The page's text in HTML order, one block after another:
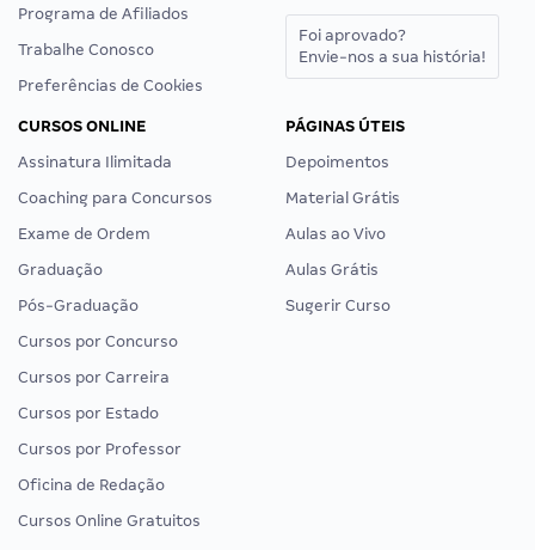
Programa de Afiliados
Trabalhe Conosco
Preferências de Cookies
Foi aprovado?
Envie-nos a sua história!
CURSOS ONLINE
Assinatura Ilimitada
Coaching para Concursos
Exame de Ordem
Graduação
Pós-Graduação
Cursos por Concurso
Cursos por Carreira
Cursos por Estado
Cursos por Professor
Oficina de Redação
Cursos Online Gratuitos
PÁGINAS ÚTEIS
Depoimentos
Material Grátis
Aulas ao Vivo
Aulas Grátis
Sugerir Curso